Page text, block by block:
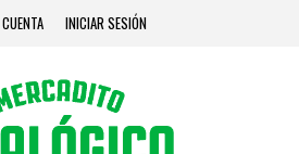
INICIAR SESIÓN